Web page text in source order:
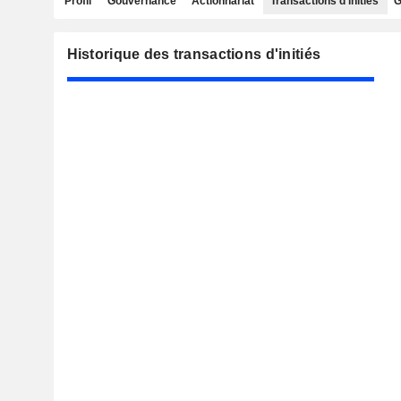
Historique des transactions d'initiés